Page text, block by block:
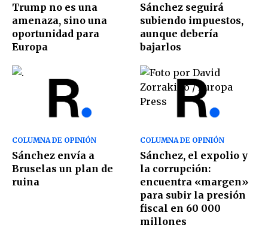
Trump no es una
amenaza, sino una
oportunidad para
Europa
Sánchez seguirá
subiendo impuestos,
aunque debería
bajarlos
COLUMNA DE OPINIÓN
Sánchez envía a
Bruselas un plan de
ruina
COLUMNA DE OPINIÓN
Sánchez, el expolio y
la corrupción:
encuentra «margen»
para subir la presión
fiscal en 60 000
millones